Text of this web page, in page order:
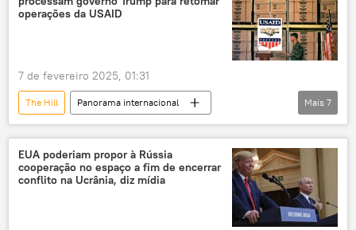
Estados Unidos
Moscou OTAN
operações da USAID
7 de fevereiro 2025, 01:31
The Hill
Panorama internacional
Américas
Mundo
Donald Trump
Marco Rubio
Elon Musk
Estados Unidos
USAID Tesouro
Mais 7
EUA poderiam propor à Rússia
cooperação no espaço a fim de encerrar
conflito na Ucrânia, diz mídia